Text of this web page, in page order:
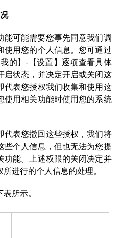
能可能需要您事先同意我们调
使用您的个人信息。您可通过
的】-【设置】逐项查看具体
启状态，并决定开启或关闭这
代表您授权我们收集和使用这
使用相关功能时使用您的系统
代表您撤回这些授权，我们将
些个人信息，但也无法为您提
功能。上述权限的关闭决定并
进行的个人信息的处理。
所示。